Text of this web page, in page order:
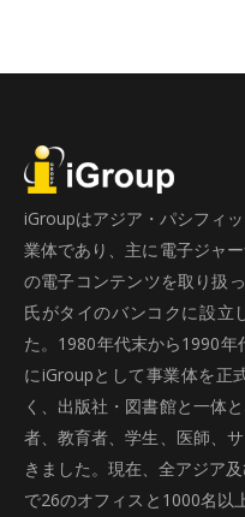
iGroupはアジア・パシフィ
業体であり、主に電子ジャ
の電子コンテンツを取り扱
氏がタイのバンコクに設立
た。1980年代末から1990
にiGroupとして事業体を正
く、出版社・図書館と一体
者、教育者、学生、医師、
きました。現在、全アジア
で26のオフィスと1000名以